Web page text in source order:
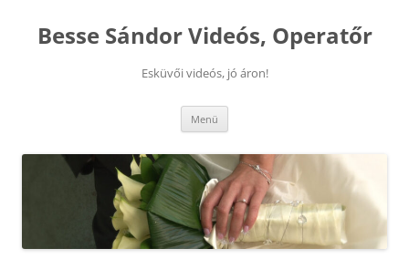
tartalomba
Besse Sándor Videós, Operatőr
Esküvői videós, jó áron!
Menü